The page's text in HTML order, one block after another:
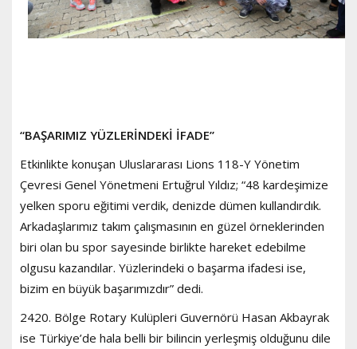
“BAŞARIMIZ YÜZLERİNDEKİ İFADE”
Etkinlikte konuşan Uluslararası Lions 118-Y Yönetim
Çevresi Genel Yönetmeni Ertuğrul Yıldız; “48 kardeşimize
yelken sporu eğitimi verdik, denizde dümen kullandırdık.
Arkadaşlarımız takım çalışmasının en güzel örneklerinden
biri olan bu spor sayesinde birlikte hareket edebilme
olgusu kazandılar. Yüzlerindeki o başarma ifadesi ise,
bizim en büyük başarımızdır” dedi.
2420. Bölge Rotary Kulüpleri Guvernörü Hasan Akbayrak
ise Türkiye’de hala belli bir bilincin yerleşmiş olduğunu dile